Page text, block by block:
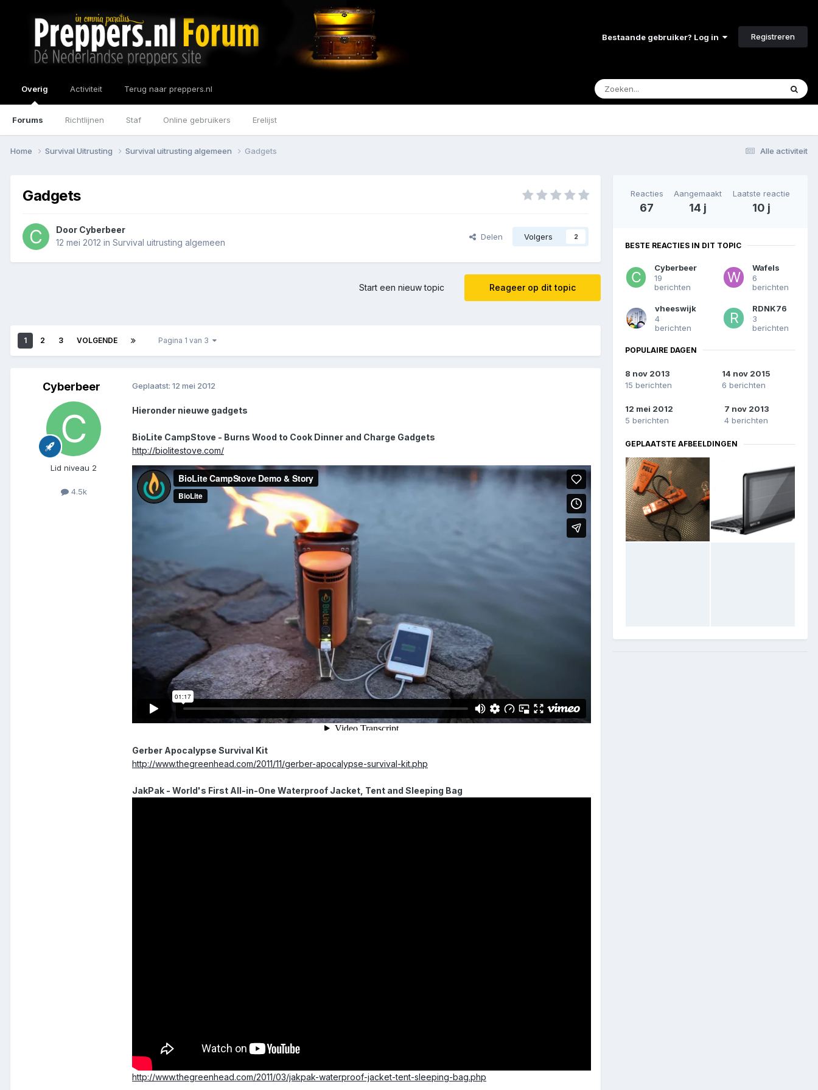
Bestaande gebruiker? Log in Registreren
Overig
Forums Richtlijnen Staf Online gebruikers Erelijst
Activiteit Terug naar preppers.nl
Alle activiteit
Home Survival Uitrusting Survival uitrusting algemeen Gadgets
Gadgets
Door Cyberbeer
12 mei 2012 in Survival uitrusting algemeen
Delen Volgers 2
Reageer op dit topic
Start een nieuw topic
1 2 3 VOLGENDE Pagina 1 van 3
Cyberbeer
Lid niveau 2
4.5k
Geplaatst: 12 mei 2012
Hieronder nieuwe gadgets
BioLite CampStove - Burns Wood to Cook Dinner and Charge Gadgets
http://biolitestove.com/
Gerber Apocalypse Survival Kit
http://www.thegreenhead.com/2011/11/gerber-apocalypse-survival-kit.php
JakPak - World's First All-in-One Waterproof Jacket, Tent and Sleeping Bag
http://www.thegreenhead.com/2011/03/jakpak-waterproof-jacket-tent-sleeping-bag.php
Reacties
67
Aangemaakt
14 j
Laatste reactie
10 j
BESTE REACTIES IN DIT TOPIC
Cyberbeer
19
berichten
Wafels
6
berichten
vheeswijk
4
berichten
RDNK76
3
berichten
POPULAIRE DAGEN
8 nov 2013
15 berichten
14 nov 2015
6 berichten
12 mei 2012
5 berichten
7 nov 2013
4 berichten
GEPLAATSTE AFBEELDINGEN